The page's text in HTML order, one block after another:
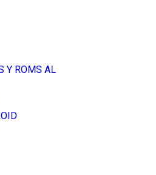
Y ROMS AL